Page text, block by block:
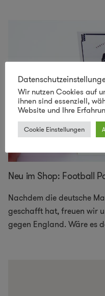
Neu im Shop: Football
Nachdem die deutsche
geschafft hat, freuen wir
gegen England. Wäre es
Wir nutzen Cookies auf
ihnen sind essenziell,
Website und Ihre
Cookie Einstellungen